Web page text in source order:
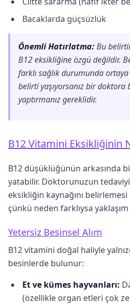
Bacaklarda güçsüzlük
Önemli Hatırlatma:Bu
B12 eksikliğine özgü değildir.
farklı sağlık durumunda
belirti yaşıyorsanız bir doktora
yaptırmanız gereklidir.
B12 Vitamini Eksikliğinin
B12 düşüklüğünün arkasında
yatabilir. Doktorunuzun
eksikliğin kaynağını
çünkü neden farklıysa
Yetersiz Besinsel Alım
B12 vitamini doğal haliyle
besinlerde bulunur:
Et ve kümes hayvanları:
(özellikle organ etleri çok